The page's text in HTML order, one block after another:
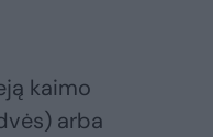
kaimo
arba